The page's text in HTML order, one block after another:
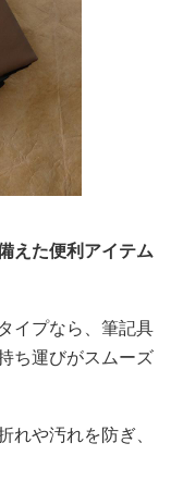
えた便利アイテム
イプなら、筆記具
ち運びがスムーズ
や汚れを防ぎ、